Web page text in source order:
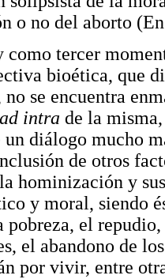
o no del aborto
tercer
bioética, que
se encuentra
ad intra de la
un diálogo mucho
de otros
hominización y
y moral, siendo
pobreza, el
el abandono de
por vivir, entre